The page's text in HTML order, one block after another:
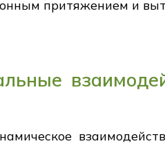
притяжением и